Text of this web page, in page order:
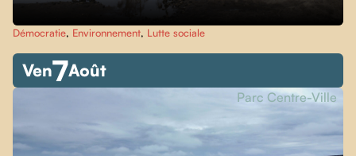
Démocratie, Environnement, Lutte sociale
Ven7Août
Parc Centre-Ville